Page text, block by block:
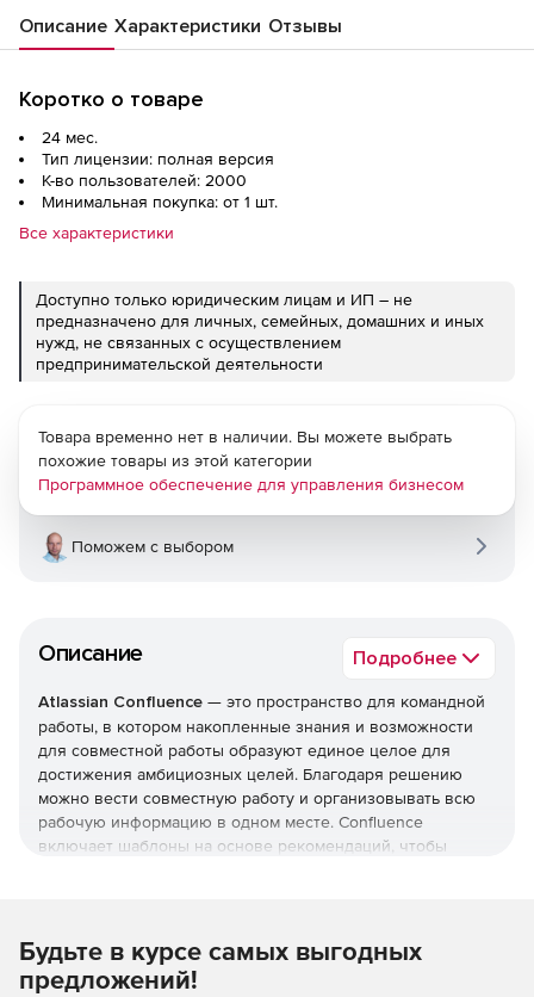
Описание Характеристики Отзывы
Коротко о товаре
24 мес.
Тип лицензии: полная версия
К-во пользователей: 2000
Минимальная покупка: от 1 шт.
Все характеристики
Доступно только юридическим лицам и ИП – не
предназначено для личных, семейных, домашних и иных
нужд, не связанных с осуществлением
предпринимательской деятельности
Описание Подробнее
Atlassian Confluence — это пространство для командной
работы, в котором накопленные знания и возможности
для совместной работы образуют единое целое для
достижения амбициозных целей. Благодаря решению
можно вести совместную работу и организовывать всю
рабочую информацию в одном месте. Confluence
включает шаблоны на основе рекомендаций, чтобы
подписка) и Cloud (годовая подписка).
Товара временно нет в наличии. Вы можете выбрать
похожие товары из этой категории
Программное обеспечение для управления бизнесом
Поможем с выбором
Будьте в курсе самых выгодных
предложений!